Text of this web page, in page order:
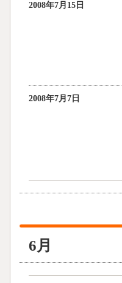
2008年7月15日
2008年7月7日
6月